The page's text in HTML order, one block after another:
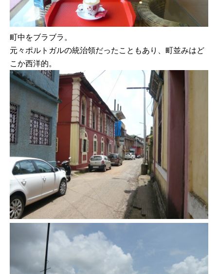
町中をブラブラ。
元々ポルトガルの統治領だったこともあり、町並みはど
こか西洋的。